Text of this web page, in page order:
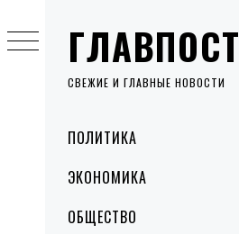
ГЛАВПОСТ
СВЕЖИЕ И ГЛАВНЫЕ НОВОСТИ
MenuПОЛИТИКА
ЭКОНОМИКА
ОБЩЕСТВО
to
content